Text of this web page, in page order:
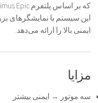
که بر اساس پلتفرم Honeywell Primus Epic ساخته شده.
این سیستم با نمایشگرهای
ایمنی بالا را ارائه می‌دهد.
مزایا
سه موتور → ایمنی بیشتر